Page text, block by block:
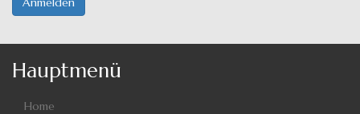
Hauptmenü
Home